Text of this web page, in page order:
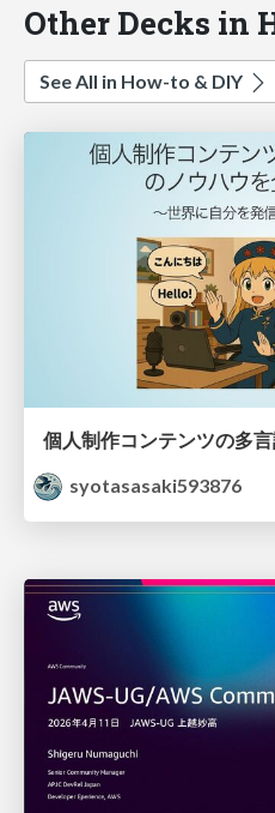
Other Decks in
See All in How-to & DIY
syotasasaki593876